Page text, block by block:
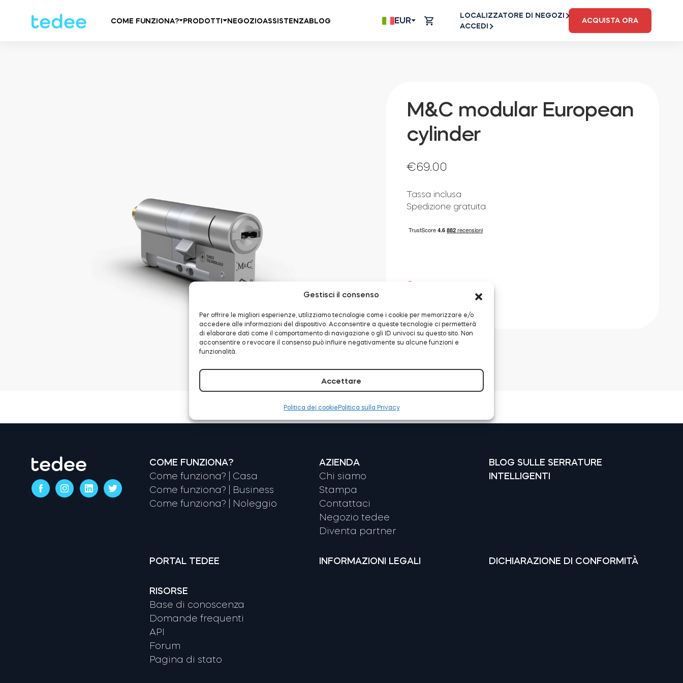
Gestisci il consenso
Per offrire le migliori esperienze, utilizziamo tecnologie come i cookie per memorizzare e/o
accedere alle informazioni del dispositivo. Acconsentire a queste tecnologie ci permetterà
di elaborare dati come il comportamento di navigazione o gli ID univoci su questo sito. Non
acconsentire o revocare il consenso può influire negativamente su alcune funzioni e
funzionalità.
Accettare
Politica dei cookie Politica sulla Privacy
COME FUNZIONA? PRODOTTI NEGOZIOASSISTENZABLOG EUR
LOCALIZZATORE DI NEGOZI
ACCEDI
ACQUISTA ORA
M&C modular European
cylinder
€69.00
Tassa inclusa
Spedizione gratuita
support@tedee.com Telefono:+48 22 307 72 67
COME FUNZIONA?
Come funziona? | Casa
Come funziona? | Business
Come funziona? | Noleggio
AZIENDA
Chi siamo
Stampa
Contattaci
Negozio tedee
Diventa partner
BLOG SULLE SERRATURE
INTELLIGENTI
PORTAL TEDEE INFORMAZIONI LEGALI DICHIARAZIONE DI CONFORMITÀ
RISORSE
Base di conoscenza
Domande frequenti
API
Forum
Pagina di stato